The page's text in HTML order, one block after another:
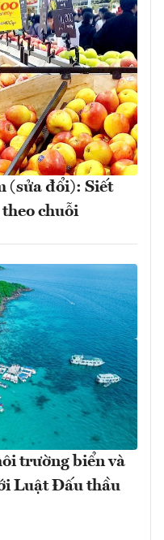
(sửa đổi): Siết
chuỗi
trường biển và
Luật Đấu thầu